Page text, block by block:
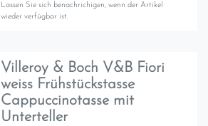
Lassen Sie sich benachrichigen, wenn der Artikel
wieder verfügbar ist.
Villeroy & Boch V&B Fiori
weiss Frühstückstasse
Cappuccinotasse mit
Unterteller